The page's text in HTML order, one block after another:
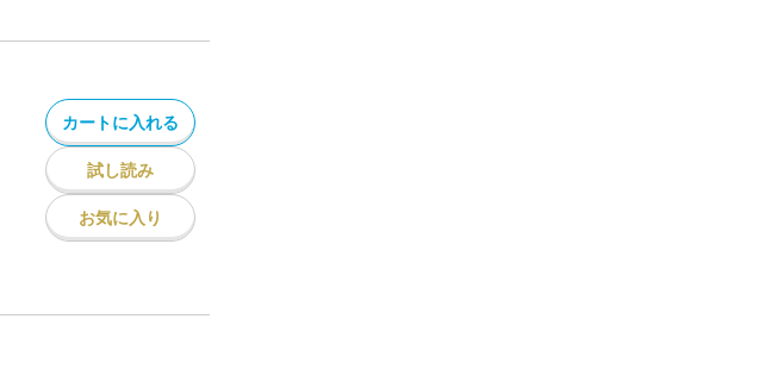
カートに入れる
試し読み
お気に入り